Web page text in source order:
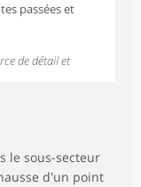
passées et
de détail et
le sous-secteur
d'un point